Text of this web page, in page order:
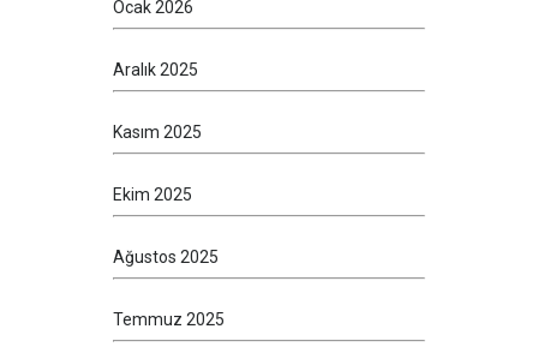
Ocak 2026
Aralık 2025
Kasım 2025
Ekim 2025
Ağustos 2025
Temmuz 2025